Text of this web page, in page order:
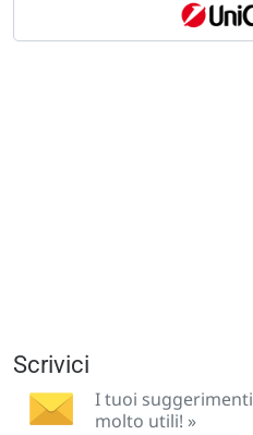
Scrivici
I tuoi
molto utili! »